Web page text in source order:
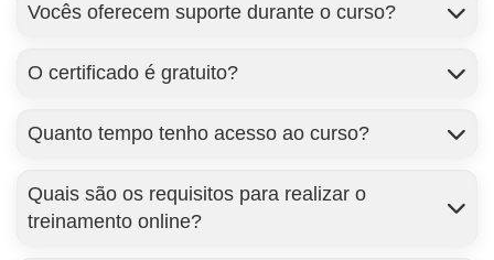
Vocês oferecem suporte durante o curso?
O certificado é gratuito?
Quanto tempo tenho acesso ao curso?
Quais são os requisitos para realizar o
treinamento online?